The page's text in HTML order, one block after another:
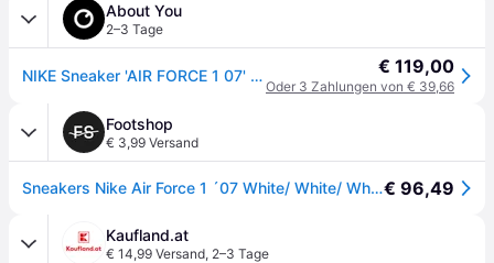
About You
2–3 Tage
NIKE Sneaker 'AIR FORCE 1 07' weiß € 119,00
Oder 3 Zahlungen von € 39,66
Footshop
€ 3,99 Versand
Sneakers Nike Air Force 1 ´07 White/ White/ White EUR 35.5€ 96,49
Kaufland.at
€ 14,99 Versand, 2–3 Tage